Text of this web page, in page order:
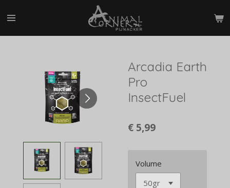
direct
Arcadia Earth
Pro
InsectFuel
€ 5,99
Volume